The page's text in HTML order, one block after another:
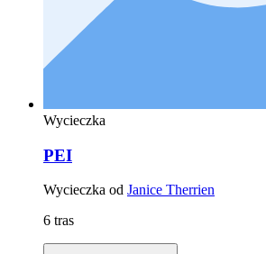
Wycieczka
PEI
Wycieczka od Janice Therrien
6 tras